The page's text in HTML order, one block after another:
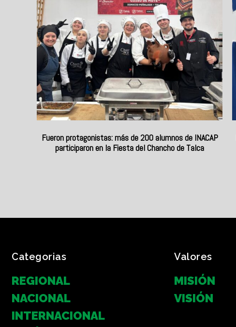
Fueron protagonistas: más de 200 alumnos de INACAP
participaron en la Fiesta del Chancho de Talca
Categorias
REGIONAL
NACIONAL
INTERNACIONAL
Valores
MISIÓN
VISIÓN